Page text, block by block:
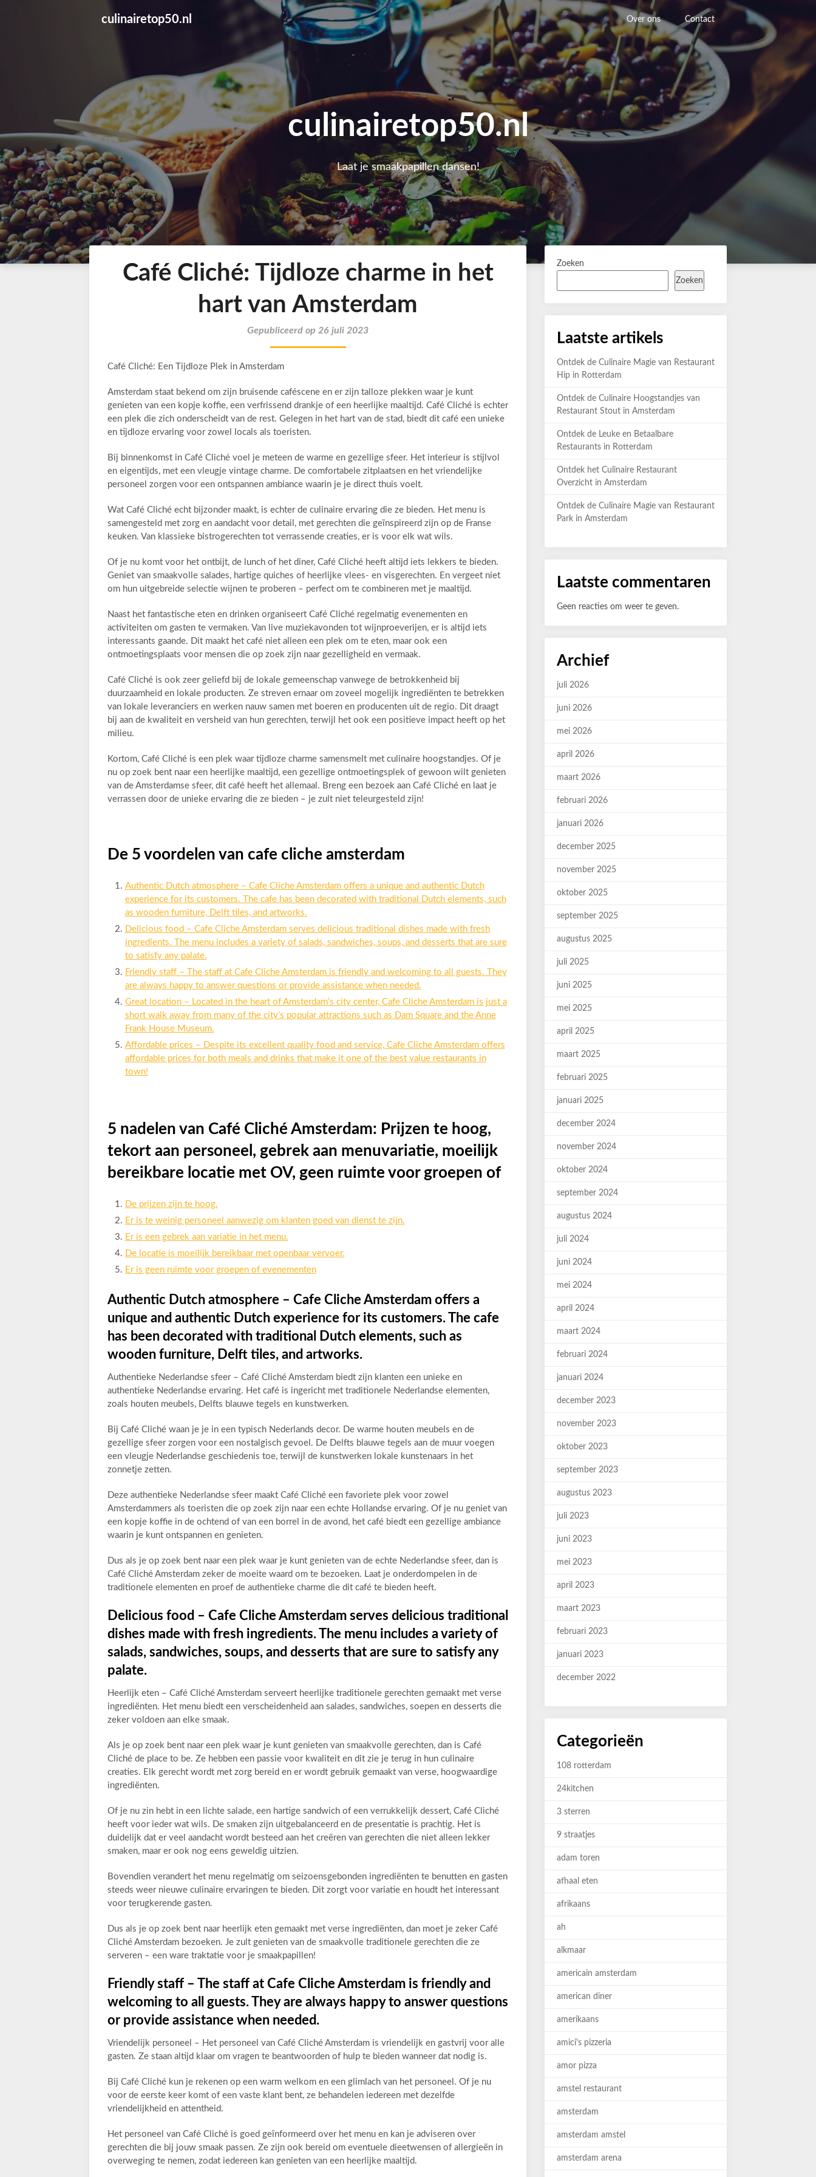
culinairetop50.nl Over ons Contact
culinairetop50.nl
Laat je smaakpapillen dansen!
Café Cliché: Tijdloze charme in het
hart van Amsterdam
Gepubliceerd op 26 juli 2023
Café Cliché: Een Tijdloze Plek in Amsterdam
Amsterdam staat bekend om zijn bruisende caféscene en er zijn talloze plekken waar je kunt
genieten van een kopje koffie, een verfrissend drankje of een heerlijke maaltijd. Café Cliché is echter
een plek die zich onderscheidt van de rest. Gelegen in het hart van de stad, biedt dit café een unieke
en tijdloze ervaring voor zowel locals als toeristen.
Bij binnenkomst in Café Cliché voel je meteen de warme en gezellige sfeer. Het interieur is stijlvol
en eigentijds, met een vleugje vintage charme. De comfortabele zitplaatsen en het vriendelijke
personeel zorgen voor een ontspannen ambiance waarin je je direct thuis voelt.
Wat Café Cliché echt bijzonder maakt, is echter de culinaire ervaring die ze bieden. Het menu is
samengesteld met zorg en aandacht voor detail, met gerechten die geïnspireerd zijn op de Franse
keuken. Van klassieke bistrogerechten tot verrassende creaties, er is voor elk wat wils.
Of je nu komt voor het ontbijt, de lunch of het diner, Café Cliché heeft altijd iets lekkers te bieden.
Geniet van smaakvolle salades, hartige quiches of heerlijke vlees- en visgerechten. En vergeet niet
om hun uitgebreide selectie wijnen te proberen – perfect om te combineren met je maaltijd.
Naast het fantastische eten en drinken organiseert Café Cliché regelmatig evenementen en
activiteiten om gasten te vermaken. Van live muziekavonden tot wijnproeverijen, er is altijd iets
interessants gaande. Dit maakt het café niet alleen een plek om te eten, maar ook een
ontmoetingsplaats voor mensen die op zoek zijn naar gezelligheid en vermaak.
Café Cliché is ook zeer geliefd bij de lokale gemeenschap vanwege de betrokkenheid bij
duurzaamheid en lokale producten. Ze streven ernaar om zoveel mogelijk ingrediënten te betrekken
van lokale leveranciers en werken nauw samen met boeren en producenten uit de regio. Dit draagt
bij aan de kwaliteit en versheid van hun gerechten, terwijl het ook een positieve impact heeft op het
milieu.
Kortom, Café Cliché is een plek waar tijdloze charme samensmelt met culinaire hoogstandjes. Of je
nu op zoek bent naar een heerlijke maaltijd, een gezellige ontmoetingsplek of gewoon wilt genieten
van de Amsterdamse sfeer, dit café heeft het allemaal. Breng een bezoek aan Café Cliché en laat je
verrassen door de unieke ervaring die ze bieden – je zult niet teleurgesteld zijn!
De 5 voordelen van cafe cliche amsterdam
Authentic Dutch atmosphere – Cafe Cliche Amsterdam offers a unique and authentic Dutch
experience for its customers. The cafe has been decorated with traditional Dutch elements, such
as wooden furniture, Delft tiles, and artworks.
Delicious food – Cafe Cliche Amsterdam serves delicious traditional dishes made with fresh
ingredients. The menu includes a variety of salads, sandwiches, soups, and desserts that are sure
to satisfy any palate.
Friendly staff – The staff at Cafe Cliche Amsterdam is friendly and welcoming to all guests. They
are always happy to answer questions or provide assistance when needed.
Great location – Located in the heart of Amsterdam’s city center, Cafe Cliche Amsterdam is just a
short walk away from many of the city’s popular attractions such as Dam Square and the Anne
Frank House Museum.
Affordable prices – Despite its excellent quality food and service, Cafe Cliche Amsterdam offers
affordable prices for both meals and drinks that make it one of the best value restaurants in
town!
5 nadelen van Café Cliché Amsterdam: Prijzen te hoog,
tekort aan personeel, gebrek aan menuvariatie, moeilijk
bereikbare locatie met OV, geen ruimte voor groepen of
De prijzen zijn te hoog.
Er is te weinig personeel aanwezig om klanten goed van dienst te zijn.
Er is een gebrek aan variatie in het menu.
De locatie is moeilijk bereikbaar met openbaar vervoer.
Er is geen ruimte voor groepen of evenementen
Authentic Dutch atmosphere – Cafe Cliche Amsterdam offers a
unique and authentic Dutch experience for its customers. The cafe
has been decorated with traditional Dutch elements, such as
wooden furniture, Delft tiles, and artworks.
Authentieke Nederlandse sfeer – Café Cliché Amsterdam biedt zijn klanten een unieke en
authentieke Nederlandse ervaring. Het café is ingericht met traditionele Nederlandse elementen,
zoals houten meubels, Delfts blauwe tegels en kunstwerken.
Bij Café Cliché waan je je in een typisch Nederlands decor. De warme houten meubels en de
gezellige sfeer zorgen voor een nostalgisch gevoel. De Delfts blauwe tegels aan de muur voegen
een vleugje Nederlandse geschiedenis toe, terwijl de kunstwerken lokale kunstenaars in het
zonnetje zetten.
Deze authentieke Nederlandse sfeer maakt Café Cliché een favoriete plek voor zowel
Amsterdammers als toeristen die op zoek zijn naar een echte Hollandse ervaring. Of je nu geniet van
een kopje koffie in de ochtend of van een borrel in de avond, het café biedt een gezellige ambiance
waarin je kunt ontspannen en genieten.
Dus als je op zoek bent naar een plek waar je kunt genieten van de echte Nederlandse sfeer, dan is
Café Cliché Amsterdam zeker de moeite waard om te bezoeken. Laat je onderdompelen in de
traditionele elementen en proef de authentieke charme die dit café te bieden heeft.
Delicious food – Cafe Cliche Amsterdam serves delicious traditional
dishes made with fresh ingredients. The menu includes a variety of
salads, sandwiches, soups, and desserts that are sure to satisfy any
palate.
Heerlijk eten – Café Cliché Amsterdam serveert heerlijke traditionele gerechten gemaakt met verse
ingrediënten. Het menu biedt een verscheidenheid aan salades, sandwiches, soepen en desserts die
zeker voldoen aan elke smaak.
Als je op zoek bent naar een plek waar je kunt genieten van smaakvolle gerechten, dan is Café
Cliché de place to be. Ze hebben een passie voor kwaliteit en dit zie je terug in hun culinaire
creaties. Elk gerecht wordt met zorg bereid en er wordt gebruik gemaakt van verse, hoogwaardige
ingrediënten.
Of je nu zin hebt in een lichte salade, een hartige sandwich of een verrukkelijk dessert, Café Cliché
heeft voor ieder wat wils. De smaken zijn uitgebalanceerd en de presentatie is prachtig. Het is
duidelijk dat er veel aandacht wordt besteed aan het creëren van gerechten die niet alleen lekker
smaken, maar er ook nog eens geweldig uitzien.
Bovendien verandert het menu regelmatig om seizoensgebonden ingrediënten te benutten en gasten
steeds weer nieuwe culinaire ervaringen te bieden. Dit zorgt voor variatie en houdt het interessant
voor terugkerende gasten.
Dus als je op zoek bent naar heerlijk eten gemaakt met verse ingrediënten, dan moet je zeker Café
Cliché Amsterdam bezoeken. Je zult genieten van de smaakvolle traditionele gerechten die ze
serveren – een ware traktatie voor je smaakpapillen!
Friendly staff – The staff at Cafe Cliche Amsterdam is friendly and
welcoming to all guests. They are always happy to answer questions
or provide assistance when needed.
Vriendelijk personeel – Het personeel van Café Cliché Amsterdam is vriendelijk en gastvrij voor alle
gasten. Ze staan altijd klaar om vragen te beantwoorden of hulp te bieden wanneer dat nodig is.
Bij Café Cliché kun je rekenen op een warm welkom en een glimlach van het personeel. Of je nu
voor de eerste keer komt of een vaste klant bent, ze behandelen iedereen met dezelfde
vriendelijkheid en attentheid.
Het personeel van Café Cliché is goed geïnformeerd over het menu en kan je adviseren over
gerechten die bij jouw smaak passen. Ze zijn ook bereid om eventuele dieetwensen of allergieën in
overweging te nemen, zodat iedereen kan genieten van een heerlijke maaltijd.
Zoeken
Zoeken
Laatste artikels
Ontdek de Culinaire Magie van Restaurant
Hip in Rotterdam
Ontdek de Culinaire Hoogstandjes van
Restaurant Stout in Amsterdam
Ontdek de Leuke en Betaalbare
Restaurants in Rotterdam
Ontdek het Culinaire Restaurant
Overzicht in Amsterdam
Ontdek de Culinaire Magie van Restaurant
Park in Amsterdam
Laatste commentaren
Geen reacties om weer te geven.
Archief
juli 2026
juni 2026
mei 2026
april 2026
maart 2026
februari 2026
januari 2026
december 2025
november 2025
oktober 2025
september 2025
augustus 2025
juli 2025
juni 2025
mei 2025
april 2025
maart 2025
februari 2025
januari 2025
december 2024
november 2024
oktober 2024
september 2024
augustus 2024
juli 2024
juni 2024
mei 2024
april 2024
maart 2024
februari 2024
januari 2024
december 2023
november 2023
oktober 2023
september 2023
augustus 2023
juli 2023
juni 2023
mei 2023
april 2023
maart 2023
februari 2023
januari 2023
december 2022
Categorieën
108 rotterdam
24kitchen
3 sterren
9 straatjes
adam toren
afhaal eten
afrikaans
ah
alkmaar
americain amsterdam
american diner
amerikaans
amici's pizzeria
amor pizza
amstel restaurant
amsterdam
amsterdam amstel
amsterdam arena